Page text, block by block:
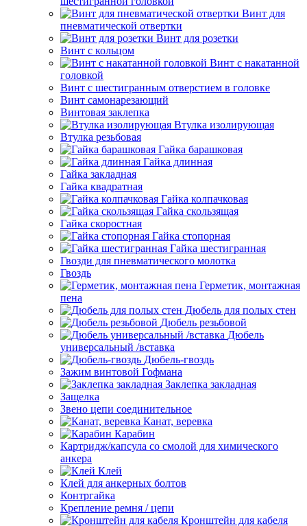
Винт для
пневматической отвертки
Винт для розетки
Винт с кольцом
Винт с накатанной
головкой
Винт с шестигранным отверстием в головке
Винт самонарезающий
Винтовая заклепка
Втулка изолирующая
Втулка резьбовая
Гайка барашковая
Гайка длинная
Гайка закладная
Гайка квадратная
Гайка колпачковая
Гайка скользящая
Гайка скоростная
Гайка стопорная
Гайка шестигранная
Гвозди для пневматического молотка
Гвоздь
Герметик, монтажная
пена
Дюбель для полых стен
Дюбель резьбовой
Дюбель
универсальный /вставка
Дюбель-гвоздь
Зажим винтовой Гофмана
Заклепка закладная
Защелка
Звено цепи соединительное
Канат, веревка
Карабин
Картридж/капсула со смолой для химического
анкера
Клей
Клей для анкерных болтов
Контргайка
Крепление ремня / цепи
Кронштейн для кабеля